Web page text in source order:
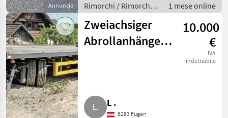
Annuncio
Rimorchi / Rimorchi
per auto
1 mese online
Zweiachsiger
Abrollanhänger,
F.ATL
10.000
€
IVA
indetraibile
L .
6263 Fügen